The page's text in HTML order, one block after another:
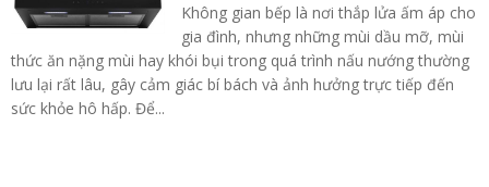
Không gian bếp là nơi thắp lửa ấm áp cho
gia đình, nhưng những mùi dầu mỡ, mùi
thức ăn nặng mùi hay khói bụi trong quá trình nấu nướng thường
lưu lại rất lâu, gây cảm giác bí bách và ảnh hưởng trực tiếp đến
sức khỏe hô hấp. Để...